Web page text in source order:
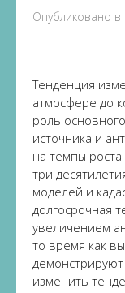
Опубликовано в
Тенденция
атмосфере до
роль
источника и
на темпы
три
моделей и
долгосрочная
увеличением
то время как
изменить